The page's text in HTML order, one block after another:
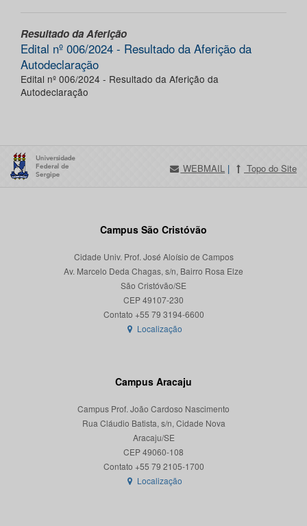
Resultado da Aferição
Edital nº 006/2024 - Resultado da Aferição da
Autodeclaração
Edital nº 006/2024 - Resultado da Aferição da
Autodeclaração
WEBMAIL | Topo do Site
Campus São Cristóvão
Cidade Univ. Prof. José Aloísio de Campos
Av. Marcelo Deda Chagas, s/n, Bairro Rosa Elze
São Cristóvão/SE
CEP 49107-230
Localização
Campus Aracaju
Campus Prof. João Cardoso Nascimento
Rua Cláudio Batista, s/n, Cidade Nova
Aracaju/SE
CEP 49060-108
Localização